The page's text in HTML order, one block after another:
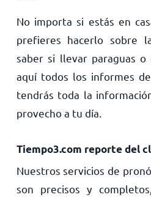
No importa si estás en
prefieres hacerlo sobre
saber si llevar paraguas
aquí todos los informes
tendrás toda la
provecho a tu día.
Tiempo3.com reporte del
Nuestros servicios de
son precisos y